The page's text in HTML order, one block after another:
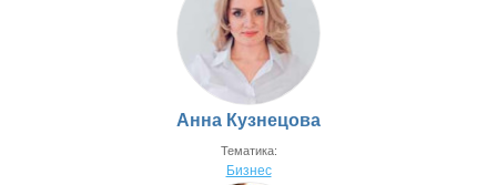
Анна Кузнецова
Тематика:
Бизнес